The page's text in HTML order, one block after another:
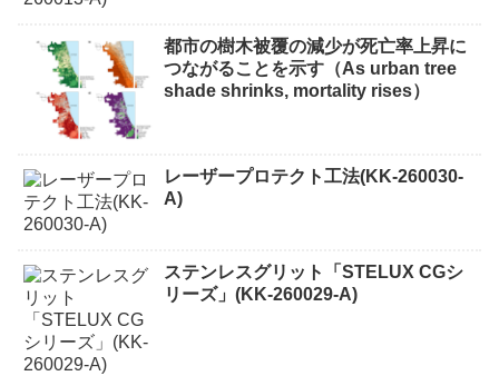
都市の樹木被覆の減少が死亡率上昇に
つながることを示す（As urban tree
shade shrinks, mortality rises）
レーザープロテクト⼯法(KK-260030-
A)
ステンレスグリット「STELUX CGシ
リーズ」(KK-260029-A)